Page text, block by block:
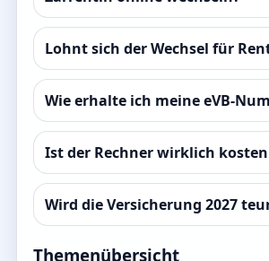
Lohnt sich der Wechsel für
Wie erhalte ich meine eVB-
Ist der Rechner wirklich
Wird die Versicherung 2027
Themenübersicht